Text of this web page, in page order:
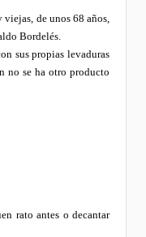
de unos 68 años,
Bordelés.
sus propias levaduras
no se ha otro producto
rato antes o decantar